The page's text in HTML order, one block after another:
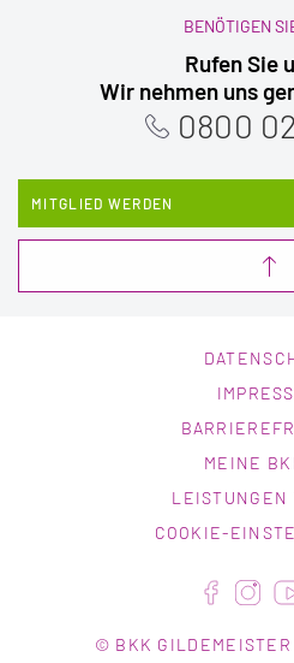
BENÖTIGEN
Rufen Sie
Wir nehmen uns
0800
MITGLIED WERDEN
MEINE
LEISTUNGEN
COOKIE-
© BKK